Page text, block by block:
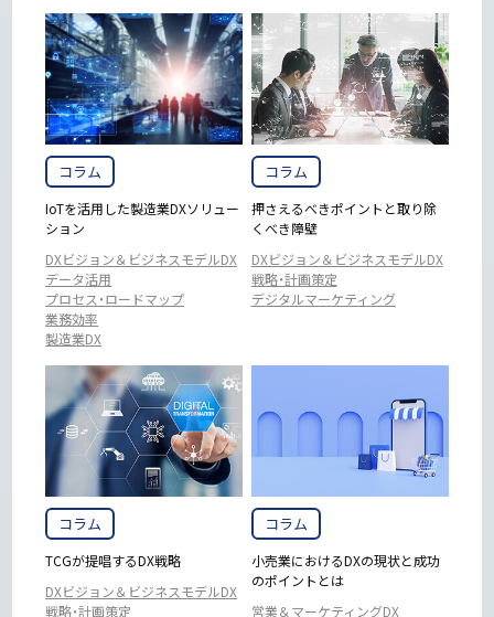
コラム
IoTを活用した製造業DXソリュー
ション
DXビジョン＆ビジネスモデルDX
データ活用
プロセス・ロードマップ
業務効率
製造業DX
コラム
押さえるべきポイントと取り除
くべき障壁
DXビジョン＆ビジネスモデルDX
戦略・計画策定
デジタルマーケティング
コラム
TCGが提唱するDX戦略
DXビジョン＆ビジネスモデルDX
戦略・計画策定
コラム
小売業におけるDXの現状と成功
のポイントとは
営業＆マーケティングDX